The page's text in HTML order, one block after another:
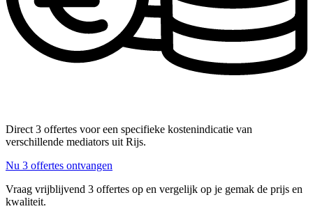
Direct 3 offertes voor een specifieke kostenindicatie van
verschillende mediators uit Rijs.
Nu 3 offertes ontvangen
Vraag vrijblijvend 3 offertes op en vergelijk op je gemak de prijs en
kwaliteit.